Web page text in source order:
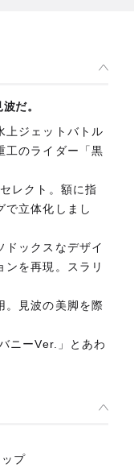
だ。
上ジェットバトル
工のライダー「黒
レクト。額に指
で立体化しまし
ドックスなデザイ
ンを再現。スラリ
。見波の美脚を際
ニーVer.」とあわ
プ